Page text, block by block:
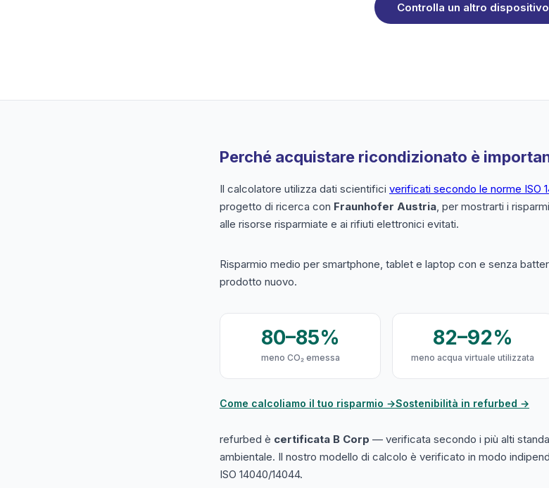
Controlla un altro dispositivo
Perché acquistare ricondizionato è
Il calcolatore utilizza dati scientifici verificati secondo le norme ISO
progetto di ricerca con Fraunhofer Austria, per mostrarti i
alle risorse risparmiate e ai rifiuti elettronici evitati.
Risparmio medio per smartphone, tablet e laptop con e senza
prodotto nuovo.
80–85%
meno CO₂ emessa
82–92%
meno acqua virtuale utilizzata
Come calcoliamo il tuo risparmio →Sostenibilità in refurbed →
refurbed è certificata B Corp — verificata secondo i più alti
ambientale. Il nostro modello di calcolo è verificato in modo
ISO 14040/14044.